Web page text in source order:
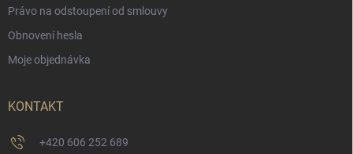
Právo na odstoupení od smlouvy
Obnovení hesla
Moje objednávka
KONTAKT
+420 606 252 689